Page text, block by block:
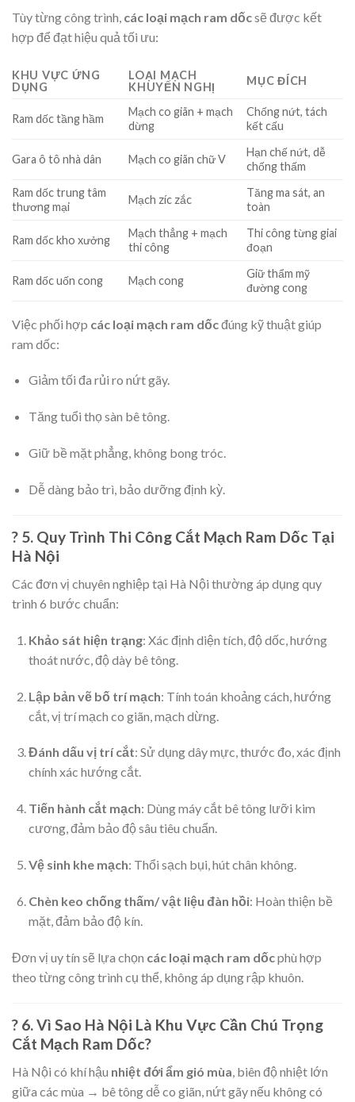
Tùy từng công trình, các loại mạch ram dốcsẽ được kết
hợp để đạt hiệu quả tối ưu:
KHU VỰC ỨNG
DỤNG
LOẠI MẠCH
KHUYẾN NGHỊ
MỤC ĐÍCH
Ram dốc tầng hầm
Mạch co giãn + mạch
dừng
Chống nứt, tách
kết cấu
Gara ô tô nhà dân Mạch co giãn chữ V
Hạn chế nứt, dễ
chống thấm
Ram dốc trung tâm
thương mại
Mạch zíc zắc
Tăng ma sát, an
toàn
Ram dốc kho xưởng
Mạch thẳng + mạch
thi công
Thi công từng giai
đoạn
Ram dốc uốn cong Mạch cong
Giữ thẩm mỹ
đường cong
Việc phối hợp các loại mạch ram dốcđúng kỹ thuật giúp
ram dốc:
Giảm tối đa rủi ro nứt gãy.
Tăng tuổi thọ sàn bê tông.
Giữ bề mặt phẳng, không bong tróc.
Dễ dàng bảo trì, bảo dưỡng định kỳ.
? 5. Quy Trình Thi Công Cắt Mạch Ram Dốc Tại
Hà Nội
Các đơn vị chuyên nghiệp tại Hà Nội thường áp dụng quy
trình 6 bước chuẩn:
Khảo sát hiện trạng: Xác định diện tích, độ dốc, hướng
thoát nước, độ dày bê tông.
Lập bản vẽ bố trí mạch: Tính toán khoảng cách, hướng
cắt, vị trí mạch co giãn, mạch dừng.
Đánh dấu vị trí cắt: Sử dụng dây mực, thước đo, xác định
chính xác hướng cắt.
Tiến hành cắt mạch: Dùng máy cắt bê tông lưỡi kim
cương, đảm bảo độ sâu tiêu chuẩn.
Vệ sinh khe mạch: Thổi sạch bụi, hút chân không.
Chèn keo chống thấm/ vật liệu đàn hồi: Hoàn thiện bề
mặt, đảm bảo độ kín.
Đơn vị uy tín sẽ lựa chọn các loại mạch ram dốcphù hợp
theo từng công trình cụ thể, không áp dụng rập khuôn.
? 6. Vì Sao Hà Nội Là Khu Vực Cần Chú Trọng
Cắt Mạch Ram Dốc?
Hà Nội có khí hậu nhiệt đới ẩm gió mùa, biên độ nhiệt lớn
giữa các mùa → bê tông dễ co giãn, nứt gãy nếu không có